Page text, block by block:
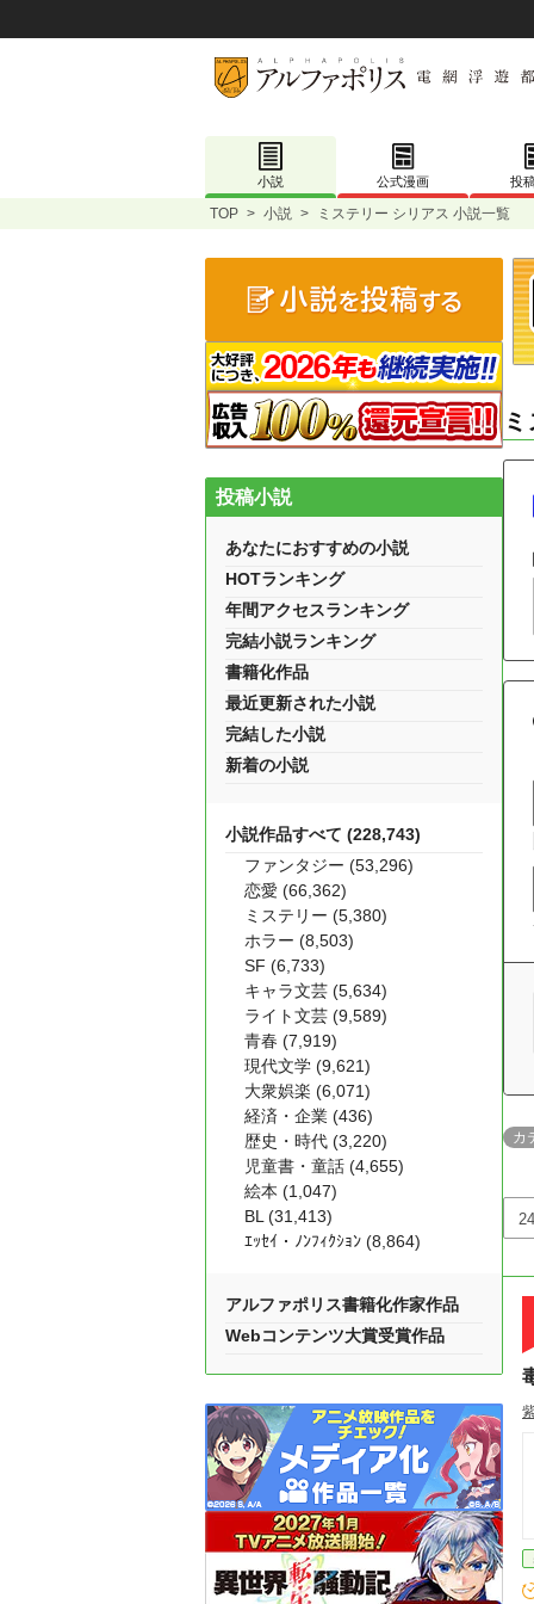
小説 公式漫画 投
TOP > 小説 > ミステリー シリアス 小説一覧
カ
投稿小説
あなたにおすすめの小説
HOTランキング
年間アクセスランキング
完結小説ランキング
書籍化作品
最近更新された小説
完結した小説
新着の小説
小説作品すべて (228,743)
ファンタジー (53,296)
恋愛 (66,362)
ミステリー (5,380)
ホラー (8,503)
SF (6,733)
キャラ文芸 (5,634)
ライト文芸 (9,589)
青春 (7,919)
現代文学 (9,621)
大衆娯楽 (6,071)
経済・企業 (436)
歴史・時代 (3,220)
児童書・童話 (4,655)
絵本 (1,047)
BL (31,413)
ｴｯｾｲ・ﾉﾝﾌｨｸｼｮﾝ (8,864)
アルファポリス書籍化作家作品
Webコンテンツ大賞受賞作品